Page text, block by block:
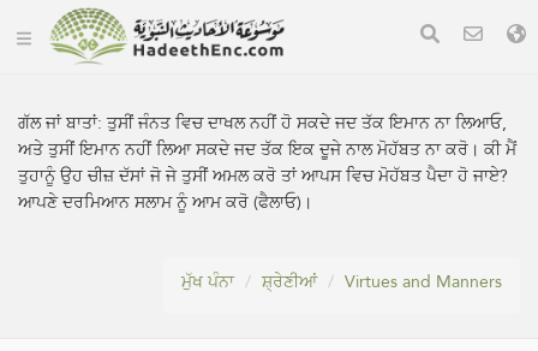
ਗੱਲ ਜਾਂ ਬਾਤਾਂ:ਤੁਸੀਂ ਜੰਨਤ ਵਿਚ ਦਾਖਲ ਨਹੀਂ ਹੋ ਸਕਦੇ ਜਦ ਤੱਕ ਇਮਾਨ ਨਾ ਲਿਆਓ,
ਅਤੇ ਤੁਸੀਂ ਇਮਾਨ ਨਹੀਂ ਲਿਆ ਸਕਦੇ ਜਦ ਤੱਕ ਇਕ ਦੂਜੇ ਨਾਲ ਮੋਹੱਬਤ ਨਾ ਕਰੋ। ਕੀ ਮੈਂ
ਤੁਹਾਨੂੰ ਉਹ ਚੀਜ਼ ਦੱਸਾਂ ਜੋ ਜੇ ਤੁਸੀਂ ਅਮਲ ਕਰੋ ਤਾਂ ਆਪਸ ਵਿਚ ਮੋਹੱਬਤ ਪੈਦਾ ਹੋ ਜਾਏ?
ਆਪਣੇ ਦਰਮਿਆਨ ਸਲਾਮ ਨੂੰ ਆਮ ਕਰੋ (ਫੈਲਾਓ)।
ਮੁੱਖ ਪੰਨਾ ਸ਼੍ਰੇਣੀਆਂ Virtues and Manners